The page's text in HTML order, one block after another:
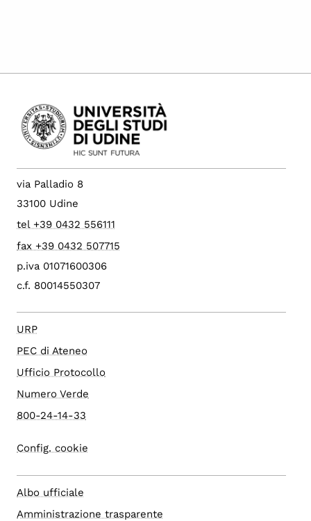
via Palladio 8
33100 Udine
tel +39 0432 556111
fax +39 0432 507715
p.iva 01071600306
c.f. 80014550307
URP
PEC di Ateneo
Ufficio Protocollo
Numero Verde
800-24-14-33
Config. cookie
Albo ufficiale
Amministrazione trasparente